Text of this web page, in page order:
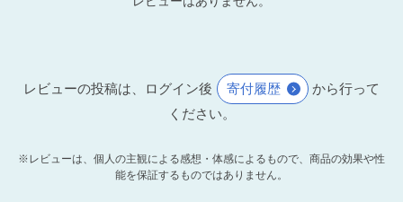
レビューの投稿は、ログイン後 寄付履歴
から行って
ください。
※レビューは、個人の主観による感想・体感によるもので、商品の効果や性
能を保証するものではありません。